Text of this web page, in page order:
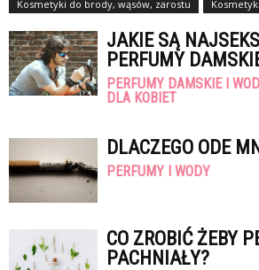
Kosmetyki do brody, wąsów, zarostu
JAKIE SĄ
PERFUMY
PERFUMY DAMSKIE I
DLA KOBIET
DLACZEGO ODE
PERFUMY I WODY
CO ZROBIĆ ŻEBY
PACHNIAŁY?